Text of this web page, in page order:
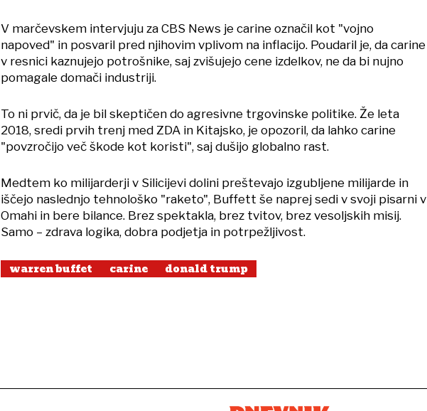
V marčevskem intervjuju za CBS News je carine označil kot "vojno
napoved" in posvaril pred njihovim vplivom na inflacijo. Poudaril je, da carine
v resnici kaznujejo potrošnike, saj zvišujejo cene izdelkov, ne da bi nujno
pomagale domači industriji.
To ni prvič, da je bil skeptičen do agresivne trgovinske politike. Že leta
2018, sredi prvih trenj med ZDA in Kitajsko, je opozoril, da lahko carine
"povzročijo več škode kot koristi", saj dušijo globalno rast.
Medtem ko milijarderji v Silicijevi dolini preštevajo izgubljene milijarde in
iščejo naslednjo tehnološko "raketo", Buffett še naprej sedi v svoji pisarni v
Omahi in bere bilance. Brez spektakla, brez tvitov, brez vesoljskih misij.
Samo – zdrava logika, dobra podjetja in potrpežljivost.
warren buffet carine donald trump